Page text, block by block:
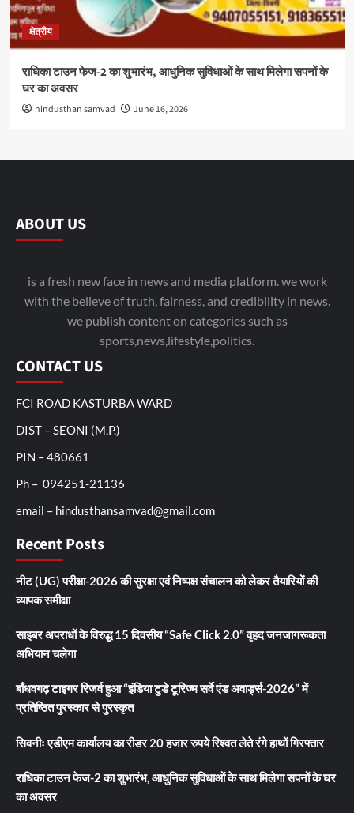
क्षेत्रीय
राधिका टाउन फेज-2 का शुभारंभ, आधुनिक सुविधाओं के साथ मिलेगा सपनों के
घर का अवसर
hindusthan samvad June 16, 2026
ABOUT US
is a fresh new face in news and media platform. we work
with the believe of truth, fairness, and credibility in news.
we publish content on categories such as
sports,news,lifestyle,politics.
CONTACT US
FCI ROAD KASTURBA WARD
DIST – SEONI (M.P.)
PIN – 480661
Ph – 094251-21136
email – hindusthansamvad@gmail.com
Recent Posts
नीट (UG) परीक्षा-2026 की सुरक्षा एवं निष्पक्ष संचालन को लेकर तैयारियों की
व्यापक समीक्षा
साइबर अपराधों के विरुद्ध 15 दिवसीय “Safe Click 2.0” वृहद जनजागरूकता
अभियान चलेगा
बाँधवगढ़ टाइगर रिजर्व हुआ “इंडिया टुडे टूरिज्म सर्वे एंड अवार्ड्स-2026” में
प्रतिष्ठित पुरस्कार से पुरस्कृत
सिवनीः एडीएम कार्यालय का रीडर 20 हजार रुपये रिश्वत लेते रंगे हाथों गिरफ्तार
राधिका टाउन फेज-2 का शुभारंभ, आधुनिक सुविधाओं के साथ मिलेगा सपनों के घर
का अवसर